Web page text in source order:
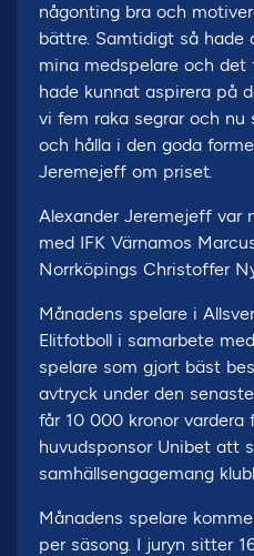
någonting bra och
bättre. Samtidigt så
mina medspelare och
hade kunnat aspirera på
vi fem raka segrar och
och hålla i den goda
Jeremejeff om priset.
Alexander Jeremejeff var
med IFK Värnamos
Norrköpings Christoffer
Månadens spelare i
Elitfotboll i samarbete
spelare som gjort bäst
avtryck under den
får 10 000 kronor vardera
huvudsponsor Unibet att
samhällsengagemang
Månadens spelare
per säsong. I juryn sitter